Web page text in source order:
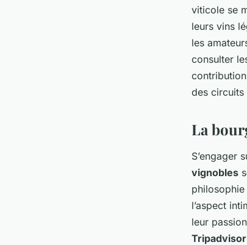
viticole se
leurs vins
les
consulter
des circuits
La
S’engager
vignobles
l’aspect
leur
Tripadvisor